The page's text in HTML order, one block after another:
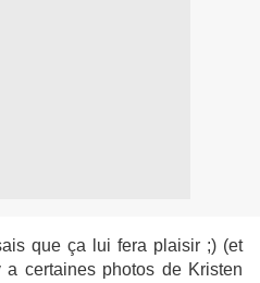
que ça lui fera plaisir ;) (et
certaines photos de Kristen